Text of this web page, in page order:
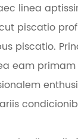
linea
piscatio
piscatio.
eam